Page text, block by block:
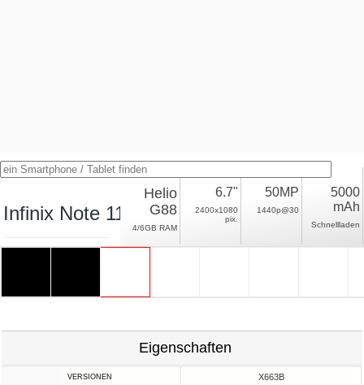
Infinix Note 11
Helio
G88
4/6GB RAM
6.7"
2400x1080
pix.
50MP
1440p@30
5000
mAh
Schnellladen
Eigenschaften
VERSIONEN X663B